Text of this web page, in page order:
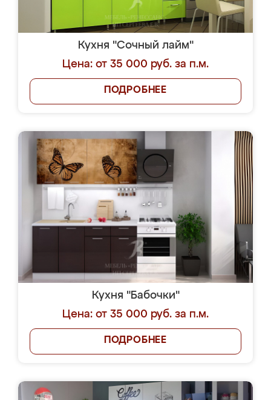
Кухня "Сочный лайм"
Цена: от 35 000 руб. за п.м.
ПОДРОБНЕЕ
Кухня "Бабочки"
Цена: от 35 000 руб. за п.м.
ПОДРОБНЕЕ